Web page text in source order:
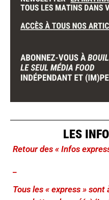
LES
Retour des « Infos
Tous les « express »